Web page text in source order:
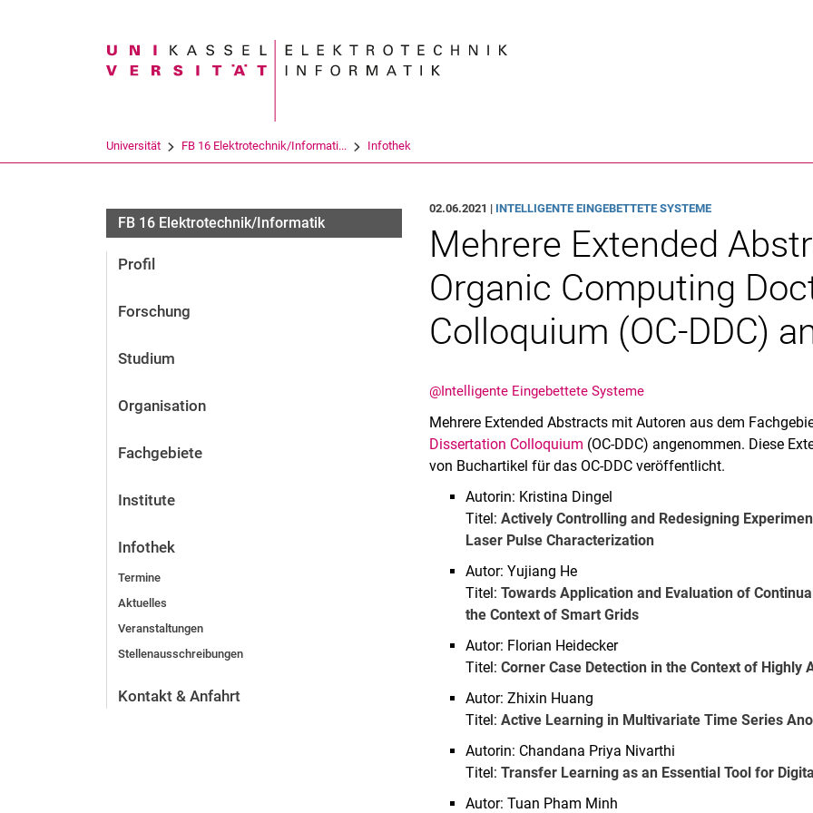
Suchbegriff
Universität FB 16 Elektrotechnik/Informati... Infothek
FB 16 Elektrotechnik/Informatik
Profil
Forschung
Studium
Organisation
Fachgebiete
Institute
Infothek
Termine
Aktuelles
Veranstaltungen
Stellenausschreibungen
Kontakt & Anfahrt
02.06.2021 | INTELLIGENTE EINGEBETTETE SYSTEME
Mehrere Extended
Organic Computing
Colloquium (OC-DDC)
@Intelligente Eingebettete Systeme
Mehrere Extended Abstracts mit Autoren aus dem
Dissertation Colloquium (OC-DDC) angenommen. Diese
von Buchartikel für das OC-DDC veröffentlicht.
Autorin: Kristina Dingel
Titel:Actively Controlling and Redesigning
Laser Pulse Characterization
Autor: Yujiang He
Titel:Towards Application and Evaluation of
the Context of Smart Grids
Autor: Florian Heidecker
Titel:Corner Case Detection in the Context of Highly
Autor: Zhixin Huang
Titel:Active Learning in Multivariate Time Series
Autorin: Chandana Priya Nivarthi
Titel:Transfer Learning as an Essential Tool for
Autor: Tuan Pham Minh